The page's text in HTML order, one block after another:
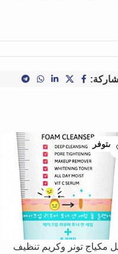
متوفر
مكياج تونر وكريم تنظيف